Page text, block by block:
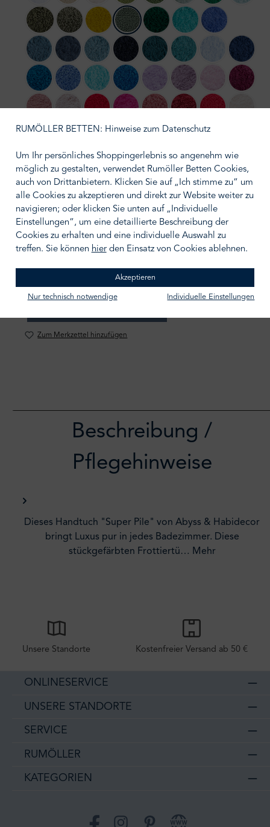
275 Khaki277 Laurel278 Yuzu280 Evergreen298 British Green
302 Lagoon304 Marina
306 Bluestone307 Denim309 Atlantic314 Navy 320 Duck 325 Dragonfly330 Powder Blue
332
336 Ocean364 Regatta370 Turquoise383 Zanzibar430 Lupin 440 Orchid501 Pink Lady
514
795 Mustang803 Popcorn830 Banane840 Gold850 Safran870 Curcuma
920 Gris930
940 Atmosphere
950 Cloud990 Black992 Platinum997 Volcan
Größe wählen auswählen
Zum Merkzettel hinzufügen
Beschreibung /
Pflegehinweise
Dieses Handtuch "Super Pile" von Abyss & Habidecor
bringt Luxus pur in jedes Badezimmer. Diese
stückgefärbten Frottiertü… Mehr
Unsere Standorte Kostenfreier Versand ab 50 €
ONLINESERVICE
UNSERE STANDORTE
SERVICE
RUMÖLLER
KATEGORIEN
RUMÖLLER BETTEN: Hinweise zum Datenschutz
Um Ihr persönliches Shoppingerlebnis so angenehm wie
möglich zu gestalten, verwendet Rumöller Betten Cookies,
auch von Drittanbietern. Klicken Sie auf „Ich stimme zu“ um
alle Cookies zu akzeptieren und direkt zur Website weiter zu
navigieren; oder klicken Sie unten auf „Individuelle
Einstellungen“, um eine detaillierte Beschreibung der
Cookies zu erhalten und eine individuelle Auswahl zu
treffen. Sie können hierden Einsatz von Cookies ablehnen.
Akzeptieren
Nur technisch notwendige Individuelle Einstellungen